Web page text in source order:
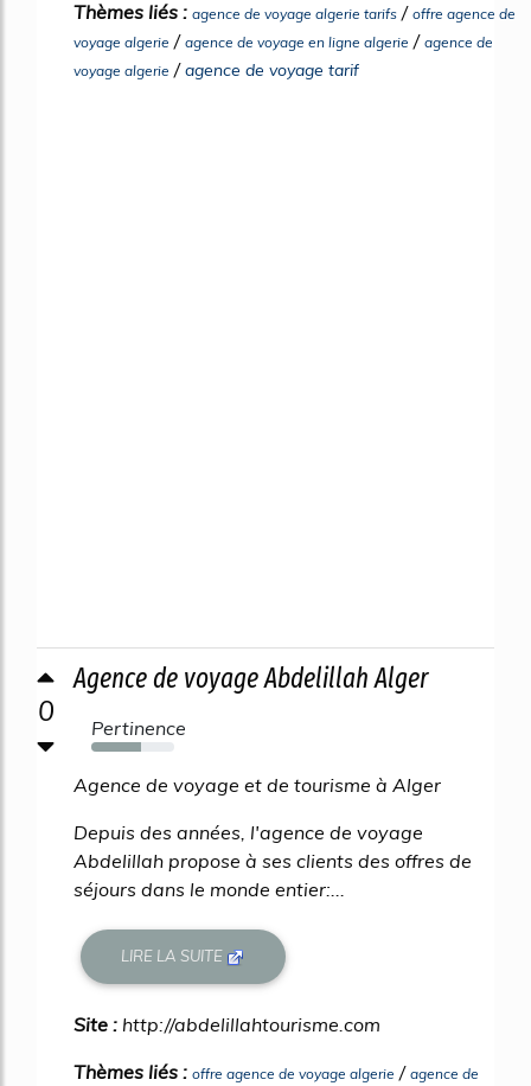
Thèmes liés : agence de voyage algerie tarifs / offre agence de
voyage algerie / agence de voyage en ligne algerie / agence de
voyage algerie /agence de voyage tarif
0
Agence de voyage Abdelillah Alger
Pertinence
60%
Agence de voyage et de tourisme à Alger
Depuis des années, l'agence de voyage
Abdelillah propose à ses clients des offres de
séjours dans le monde entier:...
LIRE LA SUITE
Site : http://abdelillahtourisme.com
Thèmes liés : offre agence de voyage algerie / agence de